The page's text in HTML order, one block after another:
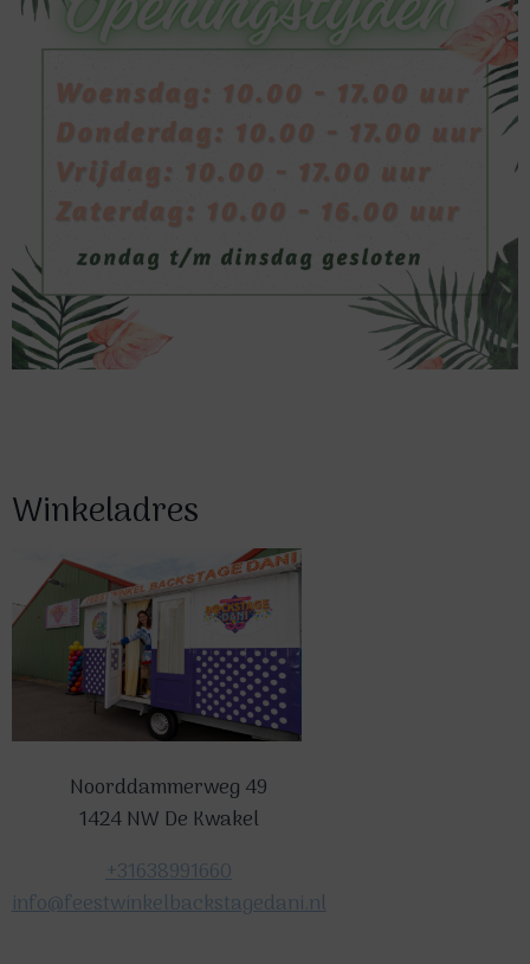
Winkeladres
Noorddammerweg 49
1424 NW De Kwakel
+31638991660
info@feestwinkelbackstagedani.nl